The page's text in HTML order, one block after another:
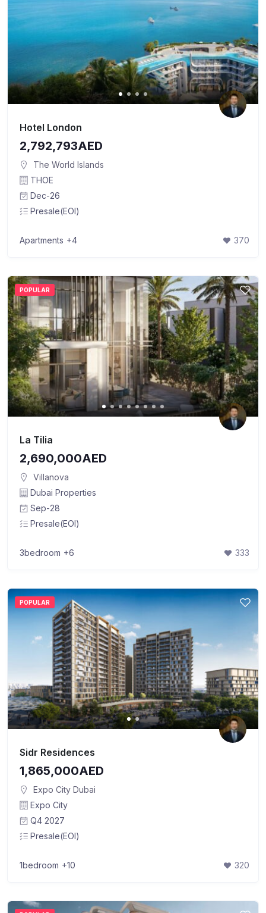
Hotel London
2,792,793AED
The World Islands
THOE
Dec-26
Presale(EOI)
Apartments +4 370
POPULAR
La Tilia
2,690,000AED
Villanova
Dubai Properties
Sep-28
Presale(EOI)
3bedroom +6 333
POPULAR
Sidr Residences
1,865,000AED
Expo City Dubai
Expo City
Q4 2027
Presale(EOI)
1bedroom +10 320